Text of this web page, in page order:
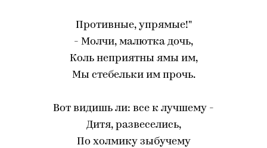
Противные, упрямые!"
- Молчи, малютка дочь,
Коль неприятны ямы им,
Мы стебельки им прочь.
Вот видишь ли: все к лучшему -
Дитя, развеселись,
По холмику зыбучему